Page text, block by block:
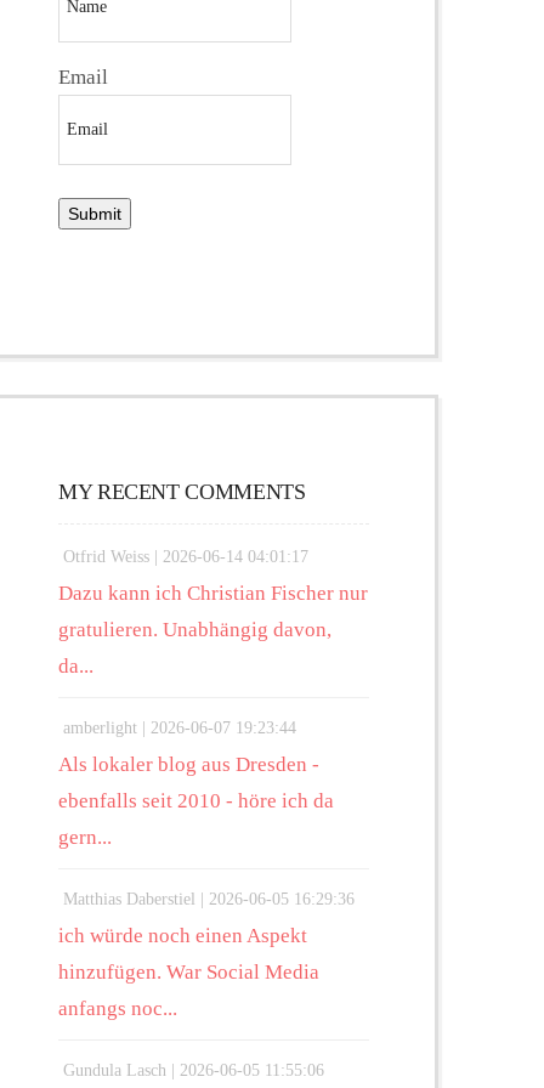
Email
MY RECENT COMMENTS
Otfrid Weiss | 2026-06-14 04:01:17
Dazu kann ich Christian Fischer nur
gratulieren. Unabhängig davon,
da...
amberlight | 2026-06-07 19:23:44
Als lokaler blog aus Dresden -
ebenfalls seit 2010 - höre ich da
gern...
Matthias Daberstiel | 2026-06-05 16:29:36
ich würde noch einen Aspekt
hinzufügen. War Social Media
anfangs noc...
Gundula Lasch | 2026-06-05 11:55:06